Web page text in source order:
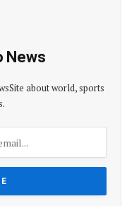
News
about world, sports